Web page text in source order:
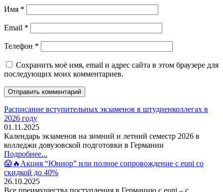
Имя *
Email *
Телефон *
Сохранить моё имя, email и адрес сайта в этом браузере для
последующих моих комментариев.
Расписание вступительных экзаменов в штудиенколлегах в
2026 году
01.11.2025
Календарь экзаменов на зимний и летний семестр 2026 в
колледжи довузовской подготовки в Германии
Подробнее...
😱🔥Акция “Юниор” или полное сопровождение с euni со
скидкой до 40%
26.10.2025
Все преимущества поступления в Германию с euni – с